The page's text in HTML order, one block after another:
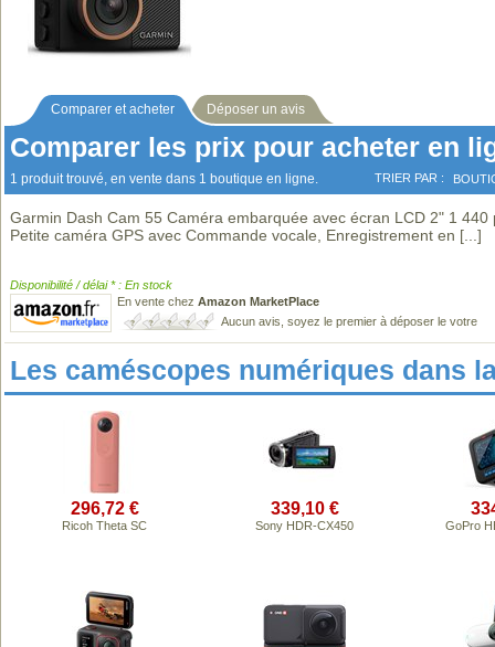
Comparer et acheter Déposer un avis
Comparer les prix pour acheter en
1 produit trouvé, en vente dans 1 boutique en ligne. TRIER PAR :
Garmin Dash Cam 55 Caméra embarquée avec écran LCD 2" 1 440
Petite caméra GPS avec Commande vocale, Enregistrement en [...]
Disponibilité / délai * : En stock
En vente chez Amazon MarketPlace
Aucun avis, soyez le premier à déposer le votre
Les caméscopes numériques dans
296,72 €
Ricoh Theta SC
339,10 €
Sony HDR-CX450 GoPro